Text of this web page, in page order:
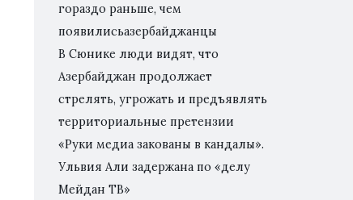
гораздо раньше, чем
появилисьазербайджанцы
В Сюнике люди видят, что
Азербайджан продолжает
стрелять, угрожать и предъявлять
территориальные претензии
«Руки медиа закованы в кандалы».
Ульвия Али задержана по «делу
Мейдан ТВ»